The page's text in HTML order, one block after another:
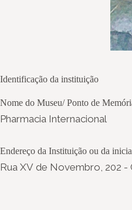
Identificação da instituição
Nome do Museu/ Ponto de
Pharmacia Internacional
Endereço da Instituição ou da
Rua XV de Novembro, 202 -